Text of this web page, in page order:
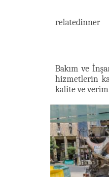
relatedinner
Bakım ve
hizmetlerin
kalite ve